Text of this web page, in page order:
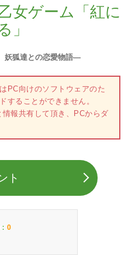
女ゲーム「紅に
」
妖狐達との恋愛物語―
PC向けのソフトウェアのた
することができません。
報共有して頂き、PCからダ
ト
0